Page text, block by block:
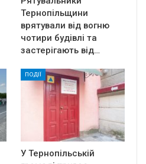
Тернопільщини
врятували від вогню
чотири будівлі та
застерігають від…
ПОДІЇ
У Тернопільській